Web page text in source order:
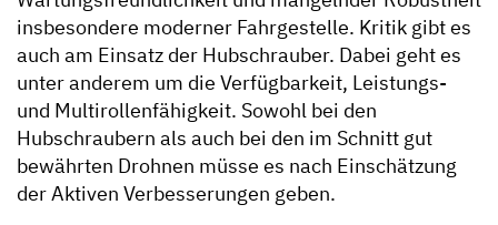
insbesondere moderner Fahrgestelle. Kritik gibt es
auch am Einsatz der Hubschrauber. Dabei geht es
unter anderem um die Verfügbarkeit, Leistungs-
und Multirollenfähigkeit. Sowohl bei den
Hubschraubern als auch bei den im Schnitt gut
bewährten Drohnen müsse es nach Einschätzung
der Aktiven Verbesserungen geben.